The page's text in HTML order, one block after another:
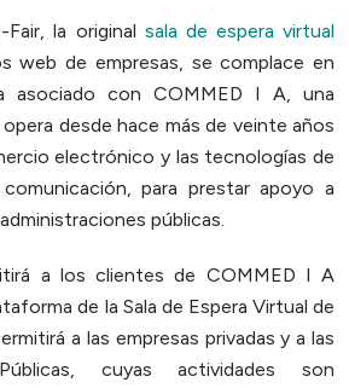
Fair, la original sala de espera virtual
web de empresas, se complace en
asociado con COMMED I A, una
desde hace más de veinte años
electrónico y las tecnologías de
para prestar apoyo a
públicas.
a los clientes de COMMED I A
de la Sala de Espera Virtual de
a las empresas privadas y a las
cuyas actividades son